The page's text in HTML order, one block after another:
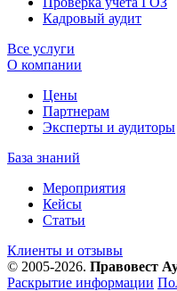
Кадровый аудит
Все услуги
О компании
Цены
Партнерам
Эксперты и аудиторы
База знаний
Мероприятия
Кейсы
Статьи
Клиенты и отзывы
© 2005-2026. Правовест
Раскрытие информации